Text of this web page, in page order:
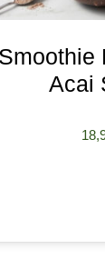
Smoothie
Acai